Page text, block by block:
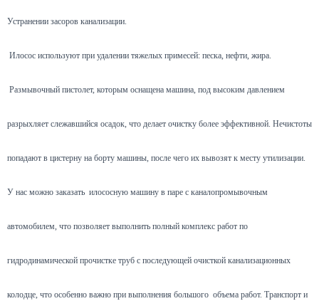
Устранении засоров канализации.
Илосос используют при удалении тяжелых примесей: песка, нефти, жира.
Размывочный пистолет, которым оснащена машина, под высоким давлением
разрыхляет слежавшийся осадок, что делает очистку более эффективной. Нечистоты
попадают в цистерну на борту машины, после чего их вывозят к месту утилизации.
У нас можно заказать илососную машину в паре с каналопромывочным
автомобилем, что позволяет выполнить полный комплекс работ по
гидродинамической прочистке труб с последующей очисткой канализационных
колодце, что особенно важно при выполнения большого объема работ. Транспорт и